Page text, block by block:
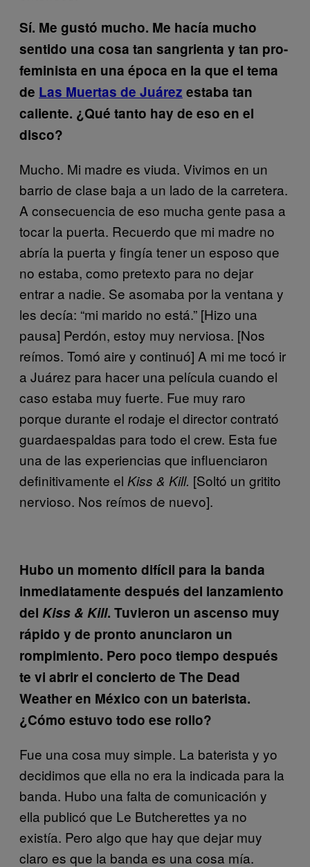
Sí. Me gustó mucho. Me hacía mucho
sentido una cosa tan sangrienta y tan pro-
feminista en una época en la que el tema
de Las Muertas de Juárez estaba tan
caliente. ¿Qué tanto hay de eso en el
disco?
Mucho. Mi madre es viuda. Vivimos en un
barrio de clase baja a un lado de la carretera.
A consecuencia de eso mucha gente pasa a
tocar la puerta. Recuerdo que mi madre no
abría la puerta y fingía tener un esposo que
no estaba, como pretexto para no dejar
entrar a nadie. Se asomaba por la ventana y
les decía: “mi marido no está.” [Hizo una
pausa] Perdón, estoy muy nerviosa. [Nos
reímos. Tomó aire y continuó] A mi me tocó ir
a Juárez para hacer una película cuando el
caso estaba muy fuerte. Fue muy raro
porque durante el rodaje el director contrató
guardaespaldas para todo el crew. Esta fue
una de las experiencias que influenciaron
definitivamente el Kiss & Kill. [Soltó un gritito
nervioso. Nos reímos de nuevo].
Hubo un momento difícil para la banda
inmediatamente después del lanzamiento
del Kiss & Kill. Tuvieron un ascenso muy
rápido y de pronto anunciaron un
rompimiento. Pero poco tiempo después
te vi abrir el concierto de The Dead
Weather en México con un baterista.
¿Cómo estuvo todo ese rollo?
Fue una cosa muy simple. La baterista y yo
decidimos que ella no era la indicada para la
banda. Hubo una falta de comunicación y
ella publicó que Le Butcherettes ya no
existía. Pero algo que hay que dejar muy
claro es que la banda es una cosa mía.